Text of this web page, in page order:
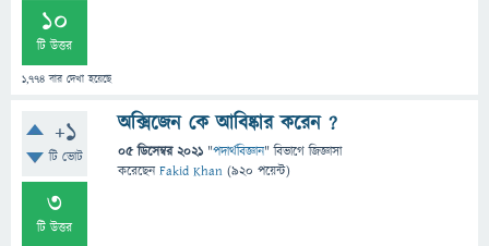
10
টি উত্তর
1,774 বার দেখা হয়েছে
+1
টি ভোট
3
টি উত্তর
অক্সিজেন কে আবিষ্কার করেন ?
05 ডিসেম্বর 2021 "পদার্থবিজ্ঞান" বিভাগে জিজ্ঞাসা
করেছেনFakid Khan (920 পয়েন্ট)